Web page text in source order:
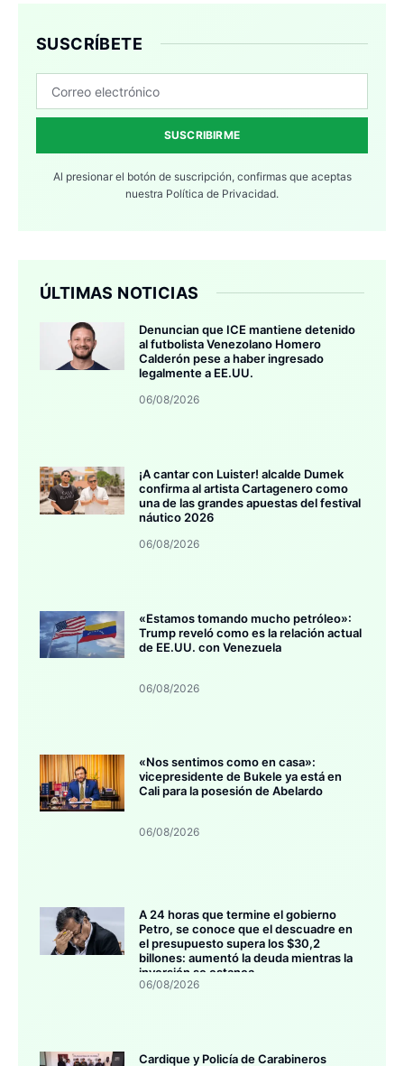
SUSCRÍBETE
SUSCRIBIRME
Al presionar el botón de suscripción, confirmas que aceptas
nuestra Política de Privacidad.
ÚLTIMAS NOTICIAS
Denuncian que ICE mantiene detenido
al futbolista Venezolano Homero
Calderón pese a haber ingresado
legalmente a EE.UU.
06/08/2026
¡A cantar con Luister! alcalde Dumek
confirma al artista Cartagenero como
una de las grandes apuestas del festival
náutico 2026
06/08/2026
«Estamos tomando mucho petróleo»:
Trump reveló como es la relación actual
de EE.UU. con Venezuela
06/08/2026
«Nos sentimos como en casa»:
vicepresidente de Bukele ya está en
Cali para la posesión de Abelardo
06/08/2026
A 24 horas que termine el gobierno
Petro, se conoce que el descuadre en
el presupuesto supera los $30,2
billones: aumentó la deuda mientras la
inversión se estanca
06/08/2026
Cardique y Policía de Carabineros